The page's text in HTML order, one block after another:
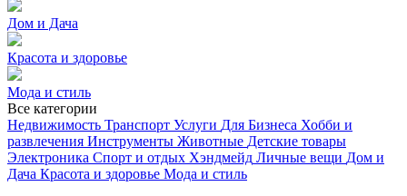
Дом и Дача
Красота и здоровье
Мода и стиль
Все категории
Недвижимость Транспорт Услуги Для Бизнеса Хобби и
развлечения Инструменты Животные Детские товары
Электроника Спорт и отдых Хэндмейд Личные вещи Дом и
Дача Красота и здоровье Мода и стиль